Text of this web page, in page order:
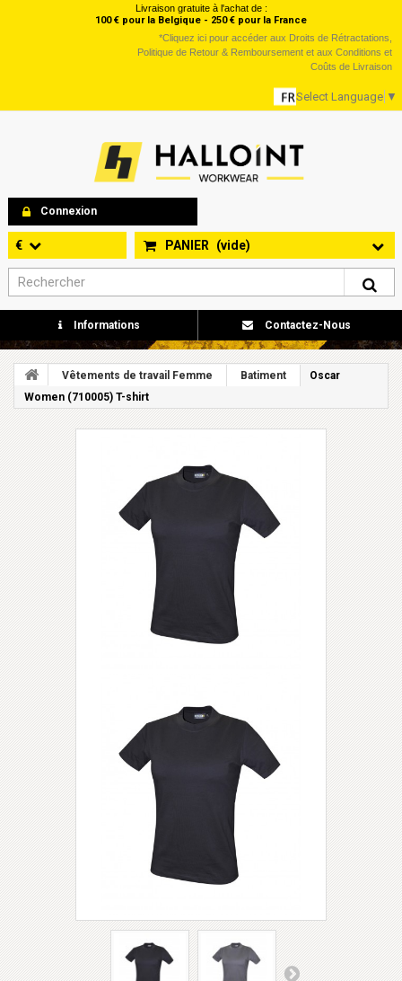
Livraison gratuite à l'achat de :
100 € pour la Belgique - 250 € pour la France
*Cliquez ici pour accéder aux Droits de Rétractations,
Politique de Retour & Remboursement et aux Conditions et
Coûts de Livraison
Select Language ▼
Connexion
PANIER (vide)
€
Informations Contactez-Nous
Vêtements de travail Femme Batiment
Oscar
Women (710005) T-shirt